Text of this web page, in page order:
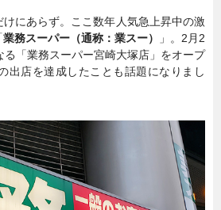
ニュース
にあらず。ここ数年人気急上昇中の激
業務スーパー（通称：業スー）
」。2月2
「業務スーパー宮崎大塚店」をオープ
出店を達成したことも話題になりまし